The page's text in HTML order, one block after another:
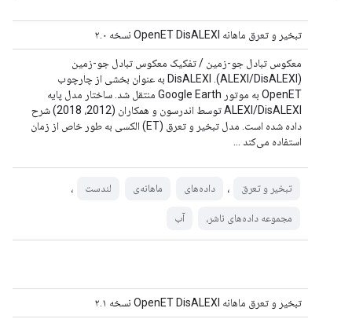
تبخیر و تعرق ماهانه OpenET DisALEXI نسخه ۲.۰
معکوس تبادل جو-زمین / تفکیک معکوس تبادل جو-زمین
(ALEXI/DisALEXI). DisALEXI به عنوان بخشی از چارچوب
OpenET به موتور Google Earth منتقل شد. ساختار مدل پایه
ALEXI/DisALEXI توسط اندرسون و همکاران (2012، 2018) شرح
داده شده است. مدل تبخیر و تعرق (ET) الکسی به طور خاص از زمان
استفاده می‌کند ...
تبخیر و تعرق ، داده‌های ماهانه‌ی لندست ،
مجموعه داده‌های ناشر، آب
تبخیر و تعرق ماهانه OpenET DisALEXI نسخه ۲.۱